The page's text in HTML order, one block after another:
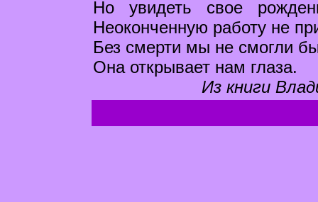
Но увидеть свое
Неоконченную работу не
Без смерти мы не смогли
Она открывает нам глаза.
Из книги